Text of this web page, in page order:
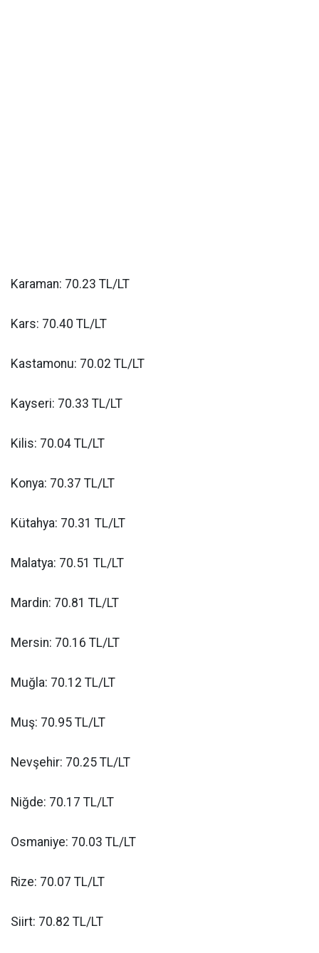
Karaman: 70.23 TL/LT
Kars: 70.40 TL/LT
Kastamonu: 70.02 TL/LT
Kayseri: 70.33 TL/LT
Kilis: 70.04 TL/LT
Konya: 70.37 TL/LT
Kütahya: 70.31 TL/LT
Malatya: 70.51 TL/LT
Mardin: 70.81 TL/LT
Mersin: 70.16 TL/LT
Muğla: 70.12 TL/LT
Muş: 70.95 TL/LT
Nevşehir: 70.25 TL/LT
Niğde: 70.17 TL/LT
Osmaniye: 70.03 TL/LT
Rize: 70.07 TL/LT
Siirt: 70.82 TL/LT